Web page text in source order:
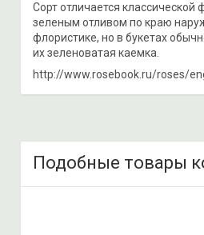
Сорт отличается
зеленым отливом по краю
флористике, но в букетах
их зеленоватая каемка.
http://www.rosebook.ru/roses/
Подобные товары